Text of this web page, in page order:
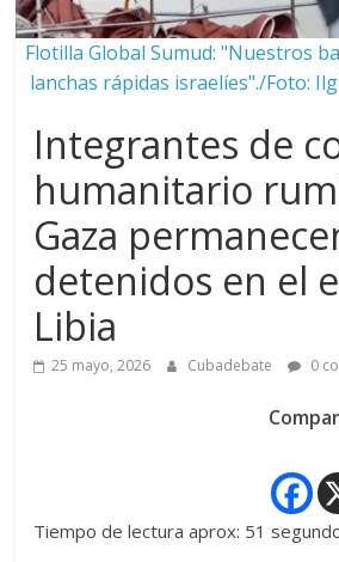
Flotilla Global Sumud: "Nuestros
lanchas rápidas israelíes"./Foto:
Integrantes de
humanitario
Gaza
detenidos en el
Libia
25 mayo, 2026 Cubadebate 0
Tiempo de lectura aprox: 51